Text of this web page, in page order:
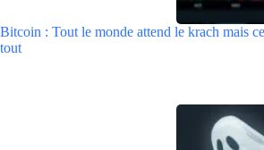
Bitcoin : Tout le monde attend le krach mais
tout